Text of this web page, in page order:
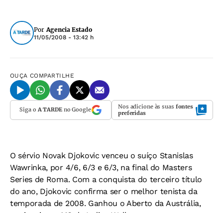
Por Agencia Estado
11/05/2008 - 13:42 h
OUÇA COMPARTILHE
Siga oA TARDEno Google Nos adicione às suas fontes
preferidas
O sérvio Novak Djokovic venceu o suíço Stanislas
Wawrinka, por 4/6, 6/3 e 6/3, na final do Masters
Series de Roma. Com a conquista do terceiro título
do ano, Djokovic confirma ser o melhor tenista da
temporada de 2008. Ganhou o Aberto da Austrália,